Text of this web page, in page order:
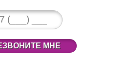
МНЕ